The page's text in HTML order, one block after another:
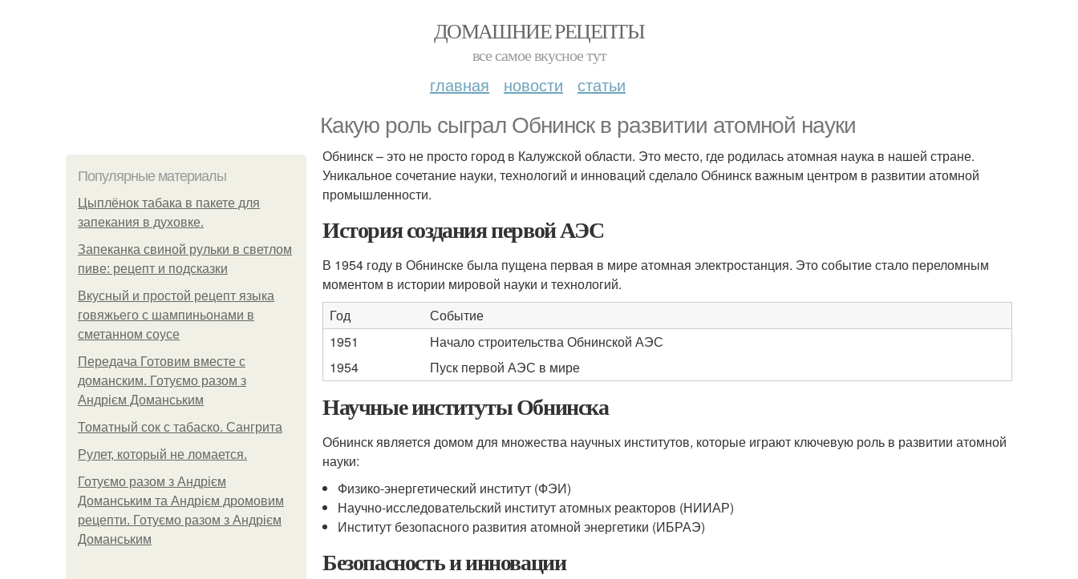
ДОМАШНИЕ РЕЦЕПТЫ
все самое вкусное тут
главная новости статьи
Какую роль сыграл Обнинск в развитии атомной науки
Популярные материалы
Цыплёнок табака в пакете для
запекания в духовке.
Запеканка свиной рульки в светлом
пиве: рецепт и подсказки
Вкусный и простой рецепт языка
говяжьего с шампиньонами в
сметанном соусе
Передача Готовим вместе с
доманским. Готуємо разом з
Андрієм Доманським
Томатный сок с табаско. Сангрита
Рулет, который не ломается.
Готуємо разом з Андрієм
Доманським та Андрієм дромовим
рецепти. Готуємо разом з Андрієм
Доманським
Обнинск – это не просто город в Калужской области. Это место, где родилась атомная наука в нашей стране.
Уникальное сочетание науки, технологий и инноваций сделало Обнинск важным центром в развитии атомной
промышленности.
История создания первой АЭС
В 1954 году в Обнинске была пущена первая в мире атомная электростанция. Это событие стало переломным
моментом в истории мировой науки и технологий.
Год
Событие
1951
Начало строительства Обнинской АЭС
1954
Пуск первой АЭС в мире
Научные институты Обнинска
Обнинск является домом для множества научных институтов, которые играют ключевую роль в развитии атомной
науки:
Физико-энергетический институт (ФЭИ)
Научно-исследовательский институт атомных реакторов (НИИАР)
Институт безопасного развития атомной энергетики (ИБРАЭ)
Безопасность и инновации